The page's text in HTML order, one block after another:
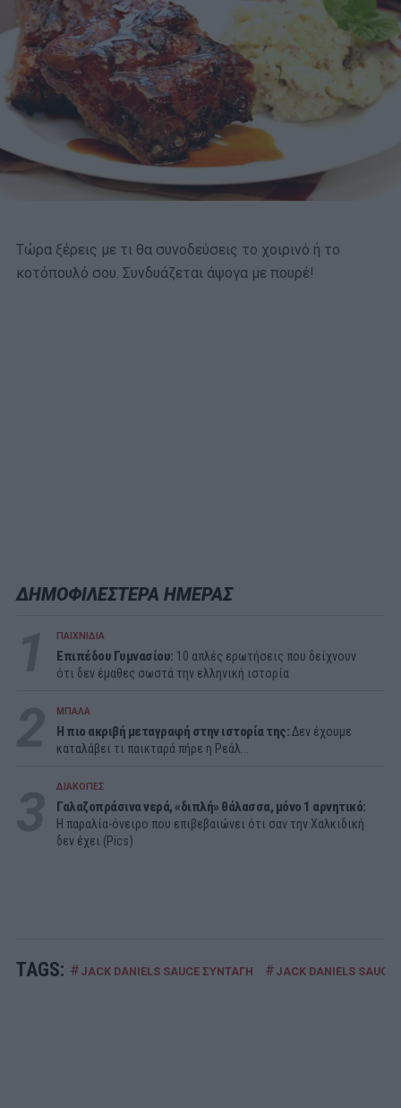
Τώρα ξέρεις με τι θα συνοδεύσεις το χοιρινό ή το
κοτόπουλό σου. Συνδυάζεται άψογα με πουρέ!
ΔΗΜΟΦΙΛΕΣΤΕΡΑ ΗΜΕΡΑΣ
ΠΑΙΧΝΙΔΙΑ
Επιπέδου Γυμνασίου: 10 απλές ερωτήσεις που δείχνουν
ότι δεν έμαθες σωστά την ελληνική ιστορία
ΜΠΑΛΑ
Η πιο ακριβή μεταγραφή στην ιστορία της:Δεν έχουμε
καταλάβει τι παικταρά πήρε η Ρεάλ...
ΔΙΑΚΟΠΕΣ
Γαλαζοπράσινα νερά, «διπλή» θάλασσα, μόνο 1 αρνητικό:
Η παραλία-όνειρο που επιβεβαιώνει ότι σαν την Χαλκιδική
δεν έχει (Pics)
TAGS: # JACK DANIELS SAUCE ΣΥΝΤΑΓΗ # JACK DANIELS SAUCE